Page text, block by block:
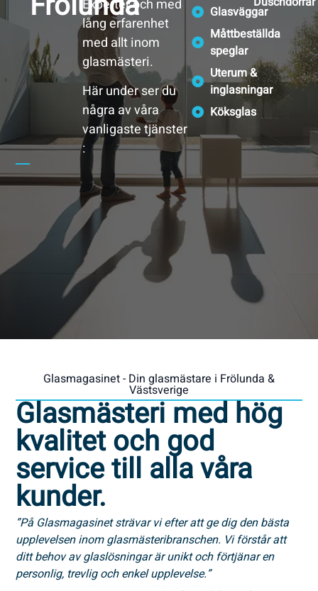
Experter och med
lång erfarenhet
med allt inom
glasmästeri.
Här under ser du
några av våra
vanligaste tjänster
:
Glasväggar
Måttbeställda
speglar
Uterum &
inglasningar
Köksglas
Glasmagasinet - Din glasmästare i Frölunda &
Västsverige
Glasmästeri med hög
kvalitet och god
service till alla våra
kunder.
”På Glasmagasinet strävar vi efter att ge dig den bästa
upplevelsen inom glasmästeribranschen. Vi förstår att
ditt behov av glaslösningar är unikt och förtjänar en
personlig, trevlig och enkel upplevelse.”